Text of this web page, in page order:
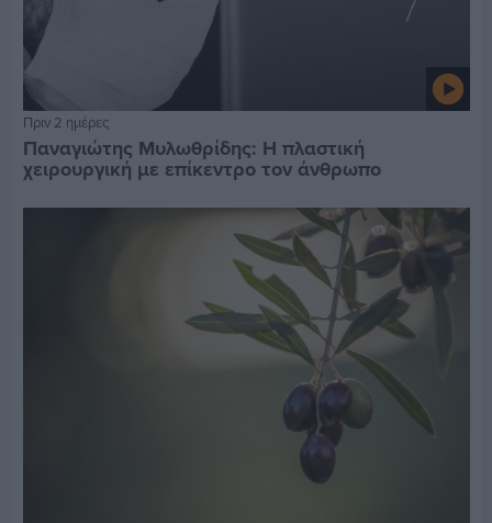
Πριν 2 ημέρες
Παναγιώτης Μυλωθρίδης: Η πλαστική
χειρουργική με επίκεντρο τον άνθρωπο